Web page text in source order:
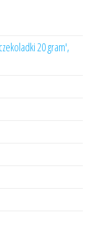
20 gram',